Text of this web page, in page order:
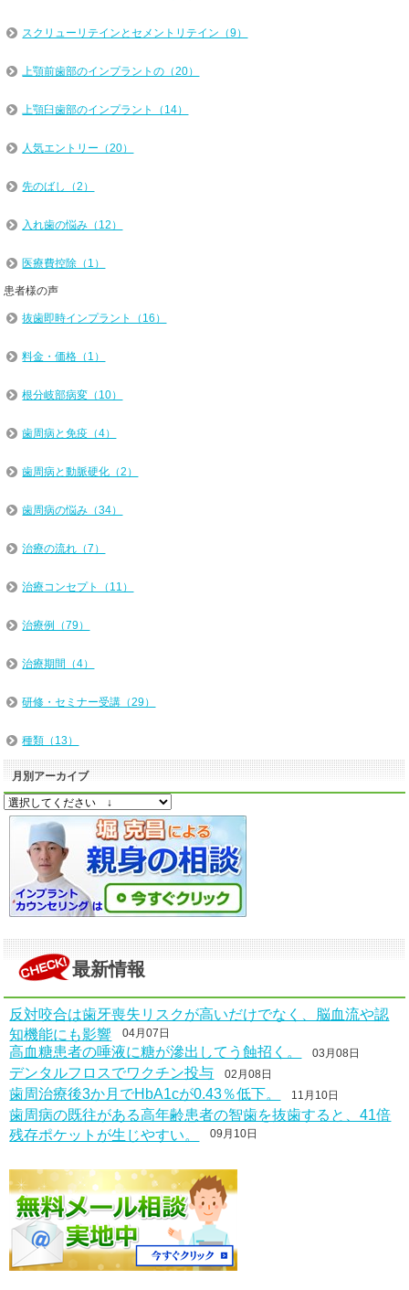
スクリューリテインとセメントリテイン（9）
上顎前歯部のインプラントの（20）
上顎臼歯部のインプラント（14）
人気エントリー（20）
先のばし（2）
入れ歯の悩み（12）
医療費控除（1）
患者様の声
抜歯即時インプラント（16）
料金・価格（1）
根分岐部病変（10）
歯周病と免疫（4）
歯周病と動脈硬化（2）
歯周病の悩み（34）
治療の流れ（7）
治療コンセプト（11）
治療例（79）
治療期間（4）
研修・セミナー受講（29）
種類（13）
月別アーカイブ
最新情報
反対咬合は歯牙喪失リスクが高いだけでなく、脳血流や認
知機能にも影響 04月07日
高血糖患者の唾液に糖が滲出してう蝕招く。 03月08日
デンタルフロスでワクチン投与 02月08日
歯周治療後3か月でHbA1cが0.43％低下。 11月10日
歯周病の既往がある高年齢患者の智歯を抜歯すると、41倍
残存ポケットが生じやすい。 09月10日